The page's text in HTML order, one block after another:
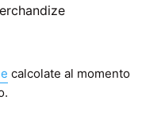
calcolate al momento